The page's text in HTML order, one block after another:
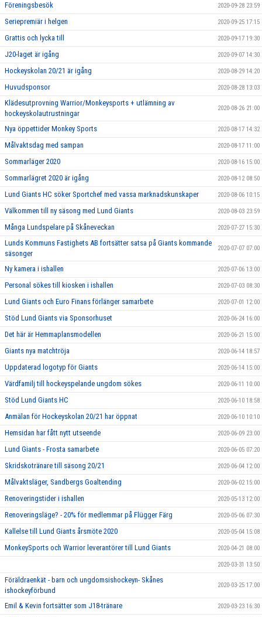
Föreningsbesök 2020-09-28 23:59
Seriepremiär i helgen 2020-09-25 17:15
Grattis och lycka till 2020-09-17 19:30
J20-laget är igång 2020-09-07 14:30
Hockeyskolan 20/21 är igång 2020-08-29 14:20
Huvudsponsor 2020-08-28 13:03
Klädesutprovning Warrior/Monkeysports + utlämning av
hockeyskolautrustningar
2020-08-26 21:00
Nya öppettider Monkey Sports 2020-08-17 14:32
Målvaktsdag med sampan 2020-08-17 11:00
Sommarläger 2020 2020-08-16 15:00
Sommarlägret 2020 är igång 2020-08-12 08:50
Lund Giants HC söker Sportchef med vassa marknadskunskaper 2020-08-06 10:15
Välkommen till ny säsong med Lund Giants 2020-08-03 23:59
Många Lundspelare på Skåneveckan 2020-07-27 15:30
Lunds Kommuns Fastighets AB fortsätter satsa på Giants kommande
säsonger
2020-07-07 07:00
Ny kamera i ishallen 2020-07-06 13:00
Personal sökes till kiosken i ishallen 2020-07-03 08:30
Lund Giants och Euro Finans förlänger samarbete 2020-07-01 12:00
Stöd Lund Giants via Sponsorhuset 2020-06-24 16:00
Det här är Hemmaplansmodellen 2020-06-21 15:00
Giants nya matchtröja 2020-06-14 18:57
Uppdaterad logotyp för Giants 2020-06-14 15:00
Värdfamilj till hockeyspelande ungdom sökes 2020-06-11 10:00
Stöd Lund Giants HC 2020-06-10 18:58
Anmälan för Hockeyskolan 20/21 har öppnat 2020-06-10 10:10
Hemsidan har fått nytt utseende 2020-06-09 23:00
Lund Giants - Frosta samarbete 2020-06-05 07:20
Skridskotränare till säsong 20/21 2020-06-04 12:00
Målvaktsläger, Sandbergs Goaltending 2020-06-02 15:00
Renoveringstider i ishallen 2020-05-13 12:00
Renoveringsläge? - 20% för medlemmar på Flügger Färg 2020-05-06 07:30
Kallelse till Lund Giants årsmöte 2020 2020-05-04 15:08
MonkeySports och Warrior leverantörer till Lund Giants 2020-04-21 08:00
2020-03-31 13:50
Föräldraenkät - barn och ungdomsishockeyn- Skånes
ishockeyförbund
2020-03-25 17:00
Emil & Kevin fortsätter som J18-tränare 2020-03-23 16:30